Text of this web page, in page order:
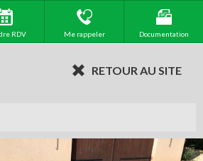
RDV Me rappeler Documentation
RETOUR AU SITE